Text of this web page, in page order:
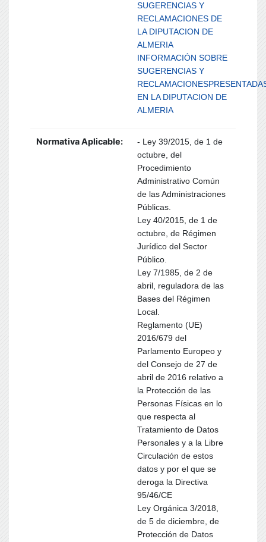
SUGERENCIAS Y
RECLAMACIONES DE
LA DIPUTACION DE
ALMERIA
INFORMACIÓN SOBRE
SUGERENCIAS Y
EN LA DIPUTACION DE
ALMERIA
Normativa Aplicable:
- Ley 39/2015, de 1 de
octubre, del
Procedimiento
Administrativo Común
de las Administraciones
Públicas.
Ley 40/2015, de 1 de
octubre, de Régimen
Jurídico del Sector
Público.
Ley 7/1985, de 2 de
abril, reguladora de las
Bases del Régimen
Local.
Reglamento (UE)
2016/679 del
Parlamento Europeo y
del Consejo de 27 de
abril de 2016 relativo a
la Protección de las
Personas Físicas en lo
que respecta al
Tratamiento de Datos
Personales y a la Libre
Circulación de estos
datos y por el que se
deroga la Directiva
95/46/CE
Ley Orgánica 3/2018,
de 5 de diciembre, de
Protección de Datos